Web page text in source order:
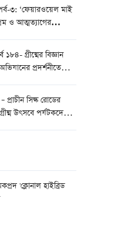
ও আত্মত্যাগের
১৮৪- গ্রীষ্মের বিজ্ঞান
প্রদর্শনীতে
প্রাচীন সিল্ক রোডের
উৎসবে পর্যটকদের
'ক্লোনাল হাইব্রিড